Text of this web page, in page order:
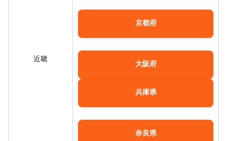
近畿
京都府
大阪府
兵庫県
奈良県